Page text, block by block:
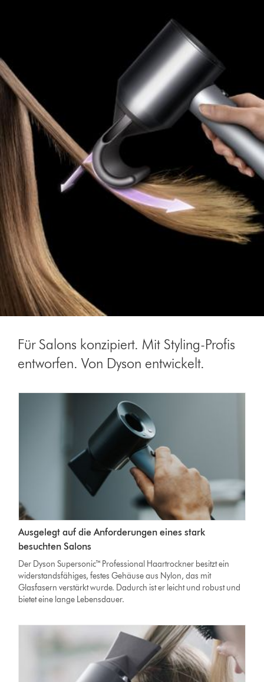
Für Salons konzipiert. Mit Styling-Profis
entworfen. Von Dyson entwickelt.
Ausgelegt auf die Anforderungen eines stark
besuchten Salons
Der Dyson Supersonic™ Professional Haartrockner besitzt ein
widerstandsfähiges, festes Gehäuse aus Nylon, das mit
Glasfasern verstärkt wurde. Dadurch ist er leicht und robust und
bietet eine lange Lebensdauer.